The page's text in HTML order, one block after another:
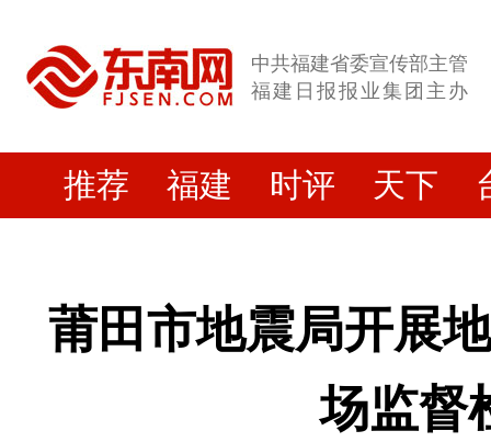
中共福建省委宣传部主管
福建日报报业集团主办
推荐 福建 时评 天下
莆田市地震局开展
场监督